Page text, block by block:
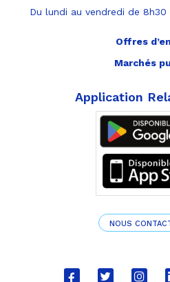
Du lundi au vendredi de 8h30
Offres
Marchés
Application
NOUS